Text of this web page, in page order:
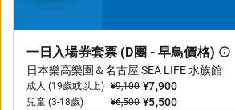
一日入場券套票 (D團 - 早鳥價格)
日本樂高樂園＆名古屋 SEA LIFE 水族館
成人 (19歲或以上) ¥9,100 ¥7,900
兒童 (3-18歲) ¥6,500 ¥5,500